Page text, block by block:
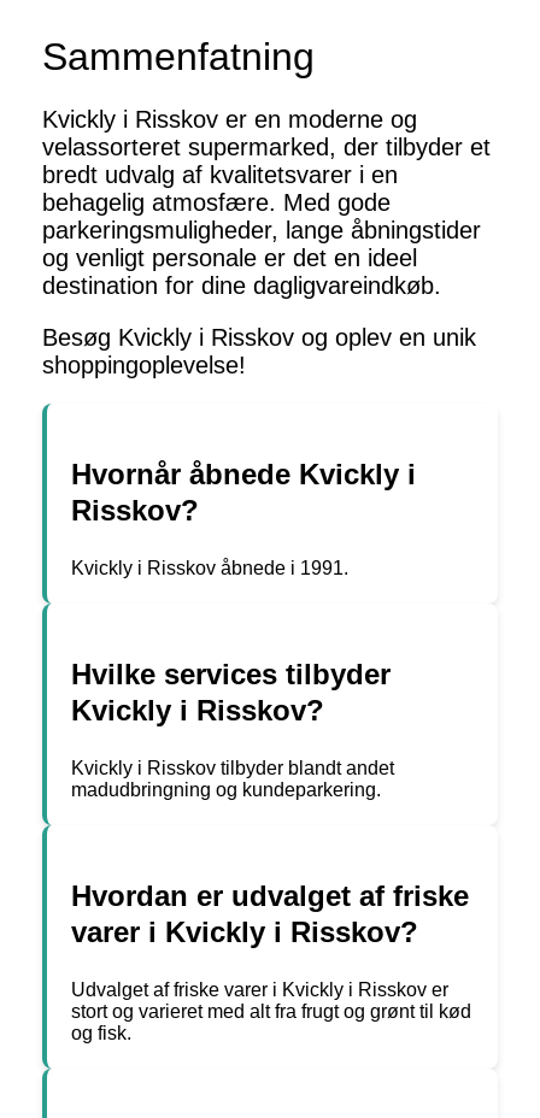
Sammenfatning
Kvickly i Risskov er en moderne og
velassorteret supermarked, der tilbyder et
bredt udvalg af kvalitetsvarer i en
behagelig atmosfære. Med gode
parkeringsmuligheder, lange åbningstider
og venligt personale er det en ideel
destination for dine dagligvareindkøb.
Besøg Kvickly i Risskov og oplev en unik
shoppingoplevelse!
Hvornår åbnede Kvickly i
Risskov?
Kvickly i Risskov åbnede i 1991.
Hvilke services tilbyder
Kvickly i Risskov?
Kvickly i Risskov tilbyder blandt andet
madudbringning og kundeparkering.
Hvordan er udvalget af friske
varer i Kvickly i Risskov?
Udvalget af friske varer i Kvickly i Risskov er
stort og varieret med alt fra frugt og grønt til kød
og fisk.